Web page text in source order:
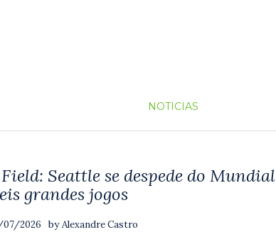
NOTICIAS
Seattle se despede do Mundial
grandes jogos
2026 byAlexandre Castro